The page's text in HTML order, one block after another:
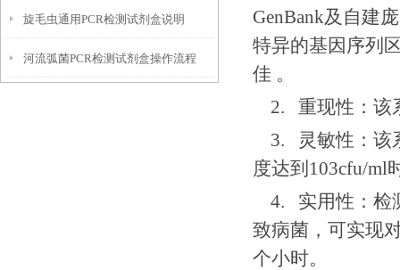
流程
旋毛虫通用PCR检测试剂盒说明
河流弧菌PCR检测试剂盒操作流程
GenBank及自建
特异的基因序列
佳 。
2. 重现性：该
3. 灵敏性：该
度达到 103cfu/ml
4. 实用性：检
致病菌，可实现
个小时。